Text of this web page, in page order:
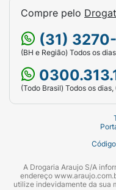
Compre pelo
(31)
(BH e Região) Todos os
(Todo Brasil) Todos os
A Drogaria Araujo S/A
endereço
utilize indevidamente da sua